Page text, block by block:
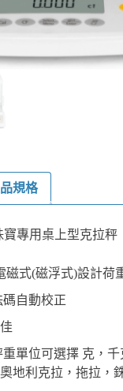
規格
寶專用桌上型克拉秤
磁式(磁浮式)設計荷
自動校正
單位可選擇 克，
地利克拉，拖拉，